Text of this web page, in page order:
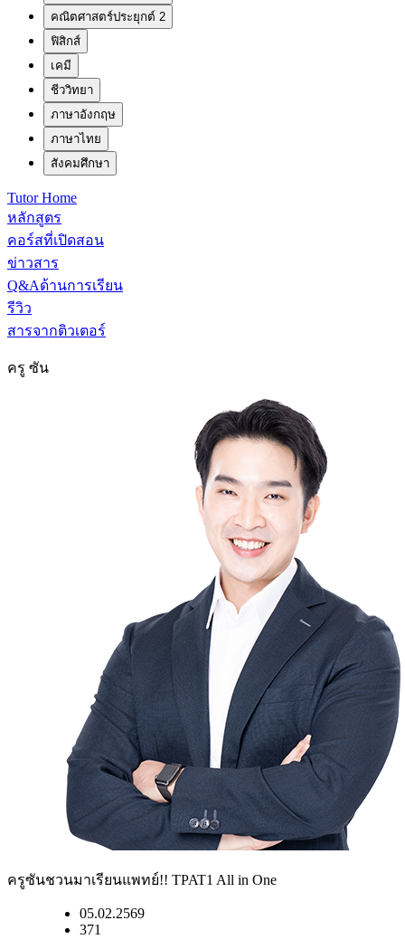
คณิตศาสตร์ประยุกต์ 2
ฟิสิกส์
เคมี
ชีววิทยา
ภาษาอังกฤษ
ภาษาไทย
สังคมศึกษา
Tutor Home
หลักสูตร
คอร์สที่เปิดสอน
ข่าวสาร
Q&Aด้านการเรียน
รีวิว
สารจากติวเตอร์
ครู ซัน
ครูซันชวนมาเรียนแพทย์!! TPAT1 All in One
05.02.2569
371